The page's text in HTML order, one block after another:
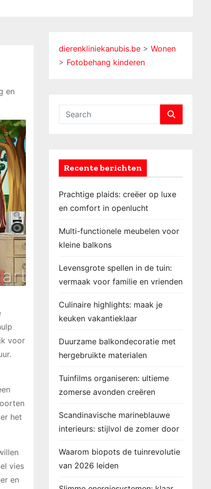
en
voor
het
vies
en
dierenkliniekanubis.be > Wonen
> Fotobehang kinderen
Recente berichten
Prachtige plaids: creëer op luxe
en comfort in openlucht
Multi-functionele meubelen voor
kleine balkons
Levensgrote spellen in de tuin:
vermaak voor familie en vrienden
Culinaire highlights: maak je
keuken vakantieklaar
Duurzame balkondecoratie met
hergebruikte materialen
Tuinfilms organiseren: ultieme
zomerse avonden creëren
Scandinavische marineblauwe
interieurs: stijlvol de zomer door
Waarom biopots de tuinrevolutie
van 2026 leiden